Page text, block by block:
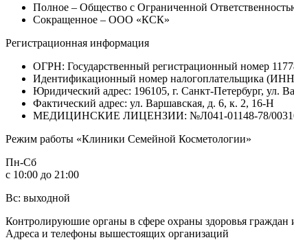
Полное – Общество с Ограниченной
Сокращенное – ООО «КСК»
Регистрационная информация
ОГРН: Государственный регистрационный номер
Идентификационный номер налогоплательщика
Юридический адрес: 196105, г. Санкт-Петербург, ул.
Фактический адрес: ул. Варшавская, д. 6, к. 2, 16-Н
МЕДИЦИНСКИЕ ЛИЦЕНЗИИ: №Л041-01148-78/
Режим работы «Клиники Семейной Косметологии»
Пн-Сб
с 10:00 до 21:00
Вс: выходной
Контролируюшие органы в сфере охраны здоровья граждан
Адреса и телефоны вышестоящих организаций